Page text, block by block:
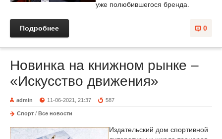
уже полюбившегося бренда.
0
Подробнее
Новинка на книжном рынке –
«Искусство движения»
admin 11-06-2021, 21:37 587
Спорт / Все новости
Издательский дом спортивной